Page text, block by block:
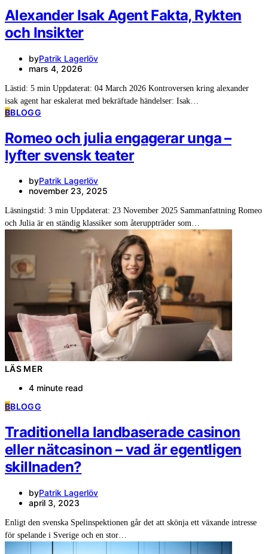
Alexander Isak Agent Fakta, Rykten
och Insikter
byPatrik Lagerlöv
mars 4, 2026
Lästid: 5 min Uppdaterat: 04 March 2026 Kontroversen kring alexander
isak agent har eskalerat med bekräftade händelser: Isak…
BBLOGG
Romeo och julia engagerar unga –
lyfter svensk teater
byPatrik Lagerlöv
november 23, 2025
Läsningstid: 3 min Uppdaterat: 23 November 2025 Sammanfattning Romeo
och Julia är en ständig klassiker som återuppträder som…
LÄS MER
4 minute read
BBLOGG
Traditionella landbaserade casinon
eller nätcasinon – vad är egentligen
skillnaden?
byPatrik Lagerlöv
april 3, 2023
Enligt den svenska Spelinspektionen går det att skönja ett växande intresse
för spelande i Sverige och en stor…